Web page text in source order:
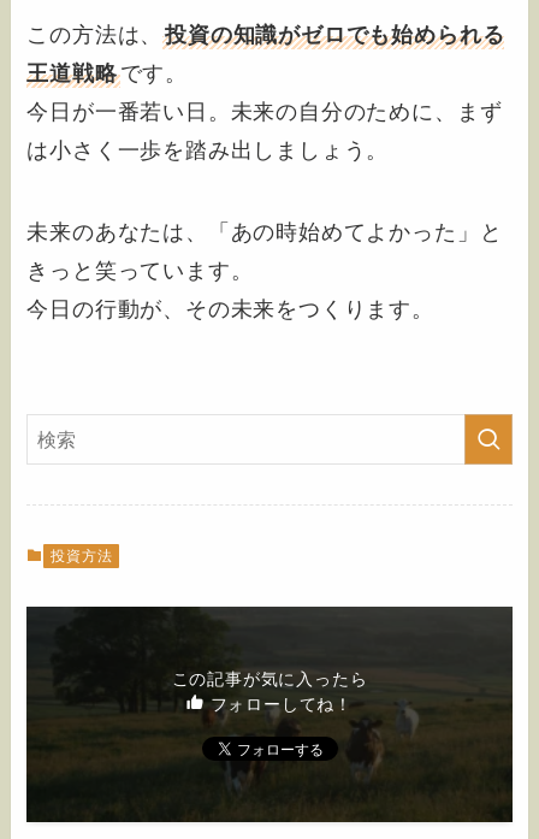
この方法は、投資の知識がゼロでも始められる
王道戦略です。
今日が一番若い日。未来の自分のために、まず
は小さく一歩を踏み出しましょう。
未来のあなたは、「あの時始めてよかった」と
きっと笑っています。
今日の行動が、その未来をつくります。
投資方法
この記事が気に入ったら
フォローしてね！